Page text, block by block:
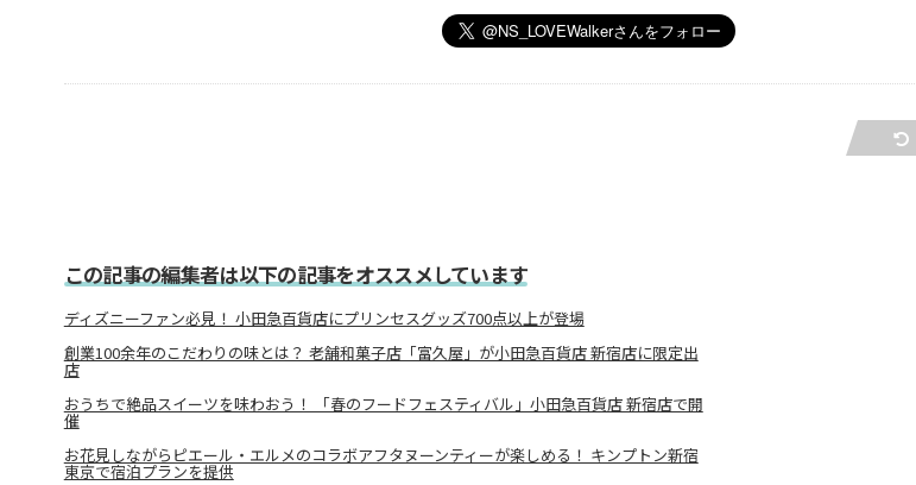
この記事の編集者は以下の記事をオススメしています
ディズニーファン必見！ 小田急百貨店にプリンセスグッズ700点以上が登場
創業100余年のこだわりの味とは？ 老舗和菓子店「富久屋」が小田急百貨店 新宿店に限定出
店
おうちで絶品スイーツを味わおう！ 「春のフードフェスティバル」小田急百貨店 新宿店で開
催
お花見しながらピエール・エルメのコラボアフタヌーンティーが楽しめる！ キンプトン新宿
東京で宿泊プランを提供